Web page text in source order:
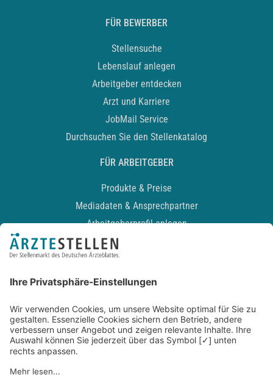
FÜR BEWERBER
Stellensuche
Lebenslauf anlegen
Arbeitgeber entdecken
Arzt und Karriere
JobMail Service
Durchsuchen Sie den Stellenkatalog
FÜR ARBEITGEBER
Produkte & Preise
Mediadaten & Ansprechpartner
Arbeitgeberprofil anlegen
Recruiting-Podcast
Kontakt
Datenschutz
Newsletter